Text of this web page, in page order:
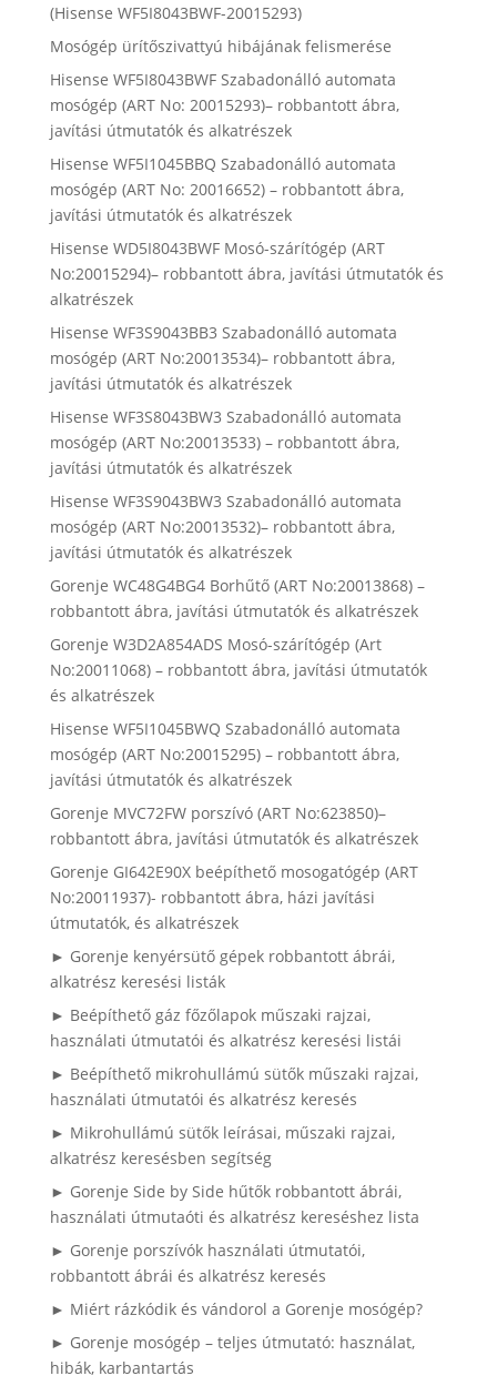
(Hisense WF5I8043BWF-20015293)
Mosógép ürítőszivattyú hibájának felismerése
Hisense WF5I8043BWF Szabadonálló automata
mosógép (ART No: 20015293)– robbantott ábra,
javítási útmutatók és alkatrészek
Hisense WF5I1045BBQ Szabadonálló automata
mosógép (ART No: 20016652) – robbantott ábra,
javítási útmutatók és alkatrészek
Hisense WD5I8043BWF Mosó-szárítógép (ART
No:20015294)– robbantott ábra, javítási útmutatók és
alkatrészek
Hisense WF3S9043BB3 Szabadonálló automata
mosógép (ART No:20013534)– robbantott ábra,
javítási útmutatók és alkatrészek
Hisense WF3S8043BW3 Szabadonálló automata
mosógép (ART No:20013533) – robbantott ábra,
javítási útmutatók és alkatrészek
Hisense WF3S9043BW3 Szabadonálló automata
mosógép (ART No:20013532)– robbantott ábra,
javítási útmutatók és alkatrészek
Gorenje WC48G4BG4 Borhűtő (ART No:20013868) –
robbantott ábra, javítási útmutatók és alkatrészek
Gorenje W3D2A854ADS Mosó-szárítógép (Art
No:20011068) – robbantott ábra, javítási útmutatók
és alkatrészek
Hisense WF5I1045BWQ Szabadonálló automata
mosógép (ART No:20015295) – robbantott ábra,
javítási útmutatók és alkatrészek
Gorenje MVC72FW porszívó (ART No:623850)–
robbantott ábra, javítási útmutatók és alkatrészek
Gorenje GI642E90X beépíthető mosogatógép (ART
No:20011937)- robbantott ábra, házi javítási
útmutatók, és alkatrészek
► Gorenje kenyérsütő gépek robbantott ábrái,
alkatrész keresési listák
► Beépíthető gáz főzőlapok műszaki rajzai,
használati útmutatói és alkatrész keresési listái
► Beépíthető mikrohullámú sütők műszaki rajzai,
használati útmutatói és alkatrész keresés
► Mikrohullámú sütők leírásai, műszaki rajzai,
alkatrész keresésben segítség
► Gorenje Side by Side hűtők robbantott ábrái,
használati útmutaóti és alkatrész kereséshez lista
► Gorenje porszívók használati útmutatói,
robbantott ábrái és alkatrész keresés
► Miért rázkódik és vándorol a Gorenje mosógép?
► Gorenje mosógép – teljes útmutató: használat,
hibák, karbantartás